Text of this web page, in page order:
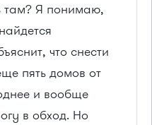
там? Я понимаю,
что снести
пять домов от
и вообще
в обход. Но